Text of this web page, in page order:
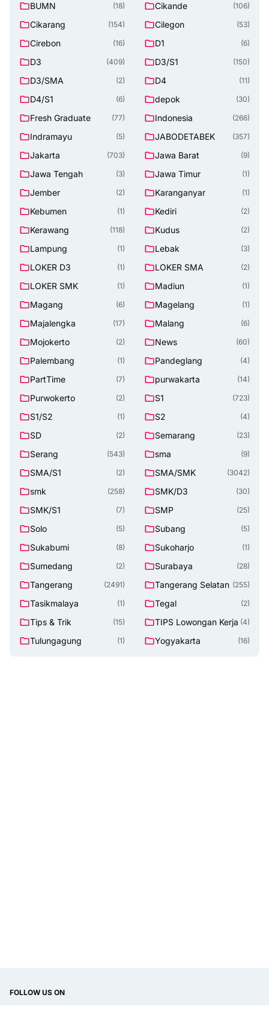
BUMN (18) Cikande (106)
Cikarang (154) Cilegon (53)
Cirebon (16) D1 (6)
D3 (409) D3/S1 (150)
D3/SMA (2) D4 (11)
D4/S1 (6) depok (30)
Fresh Graduate (77) Indonesia (266)
Indramayu (5) JABODETABEK (357)
Jakarta (703) Jawa Barat (9)
Jawa Tengah (3) Jawa Timur (1)
Jember (2) Karanganyar (1)
Kebumen (1) Kediri (2)
Kerawang (118) Kudus (2)
Lampung (1) Lebak (3)
LOKER D3 (1) LOKER SMA (2)
LOKER SMK (1) Madiun (1)
Magang (6) Magelang (1)
Majalengka (17) Malang (6)
Mojokerto (2) News (60)
Palembang (1) Pandeglang (4)
PartTime (7) purwakarta (14)
Purwokerto (2) S1 (723)
S1/S2 (1) S2 (4)
SD (2) Semarang (23)
Serang (543) sma (9)
SMA/S1 (2) SMA/SMK (3042)
smk (258) SMK/D3 (30)
SMK/S1 (7) SMP (25)
Solo (5) Subang (5)
Sukabumi (8) Sukoharjo (1)
Sumedang (2) Surabaya (28)
Tangerang (2491) Tangerang Selatan (255)
Tasikmalaya (1) Tegal (2)
Tips & Trik (15) TIPS Lowongan Kerja (4)
Tulungagung (1) Yogyakarta (16)
FOLLOW US ON